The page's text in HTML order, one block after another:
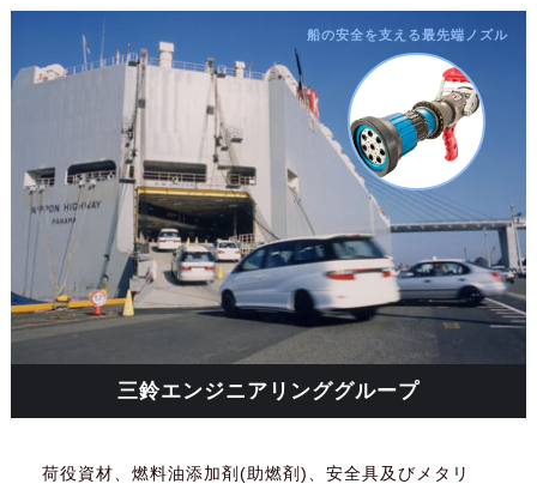
船の安全を支える最先端ノズル
三鈴エンジニアリンググループ
荷役資材、燃料油添加剤(助燃剤)、安全具及びメタリ